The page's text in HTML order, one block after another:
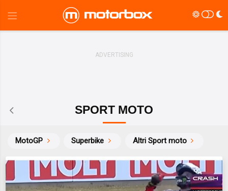
SPORT MOTO
MotoGP Superbike Altri Sport moto